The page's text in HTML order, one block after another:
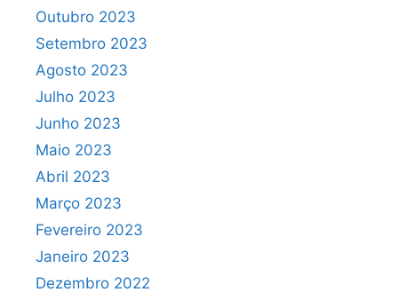
Outubro 2023
Setembro 2023
Agosto 2023
Julho 2023
Junho 2023
Maio 2023
Abril 2023
Março 2023
Fevereiro 2023
Janeiro 2023
Dezembro 2022